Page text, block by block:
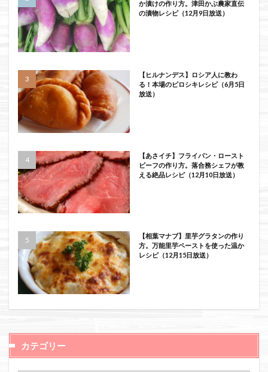
か漬けの作り方。津田かぶ農家直伝
の漬物レシピ（12月9日放送）
【ヒルナンデス】ロシア人に教わ
る！本場のピロシキレシピ（6月5日
放送）
【あさイチ】フライパン・ロースト
ビーフの作り方。落合務シェフが教
える絶品レシピ（12月10日放送）
【相葉マナブ】里芋グラタンの作り
方。万能里芋ペーストを使った温か
レシピ（12月15日放送）
カテゴリー